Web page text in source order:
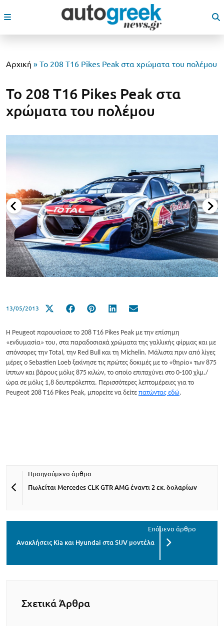
Αρχική » Το 208 T16 Pikes Peak στα χρώματα του πολέμου
Το 208 T16 Pikes Peak στα
χρώματα του πολέμου
13/05/2013
Η Peugeot παρουσίασε το 208 T16 Pikes Peak με την επίσημη
«ενδυμασία» του, στα παραδοσιακά χρώματα της γαλλικής φίρμας και με
σπόνσορες την Total, την Red Bull και τη Michelin. Μάλιστα πριν από λίγες
μέρες ο Sebastien Loeb ξεκίνησε τις πρώτες δοκιμές με το «θηρίο» των 875
ίππων και βάρους μόλις 875 κιλών, το οποίο επιταχύνει στο 0-100 χλμ./
ώρα σε μόλις 1,8 δευτερόλεπτα. Περισσότερες λεπτομέρειες για το
Peugeot 208 Τ16 Pikes Peak, μπορείτε να δείτε πατώντας εδώ.
Πωλείται Mercedes CLK GTR AMG έναντι 2 εκ. δολαρίων
Ανακλήσεις Kia και Hyundai στα SUV μοντέλα
Σχετικά Άρθρα